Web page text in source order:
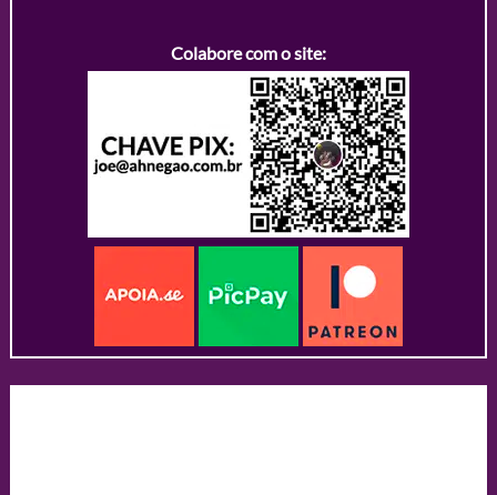
Colabore com o site: